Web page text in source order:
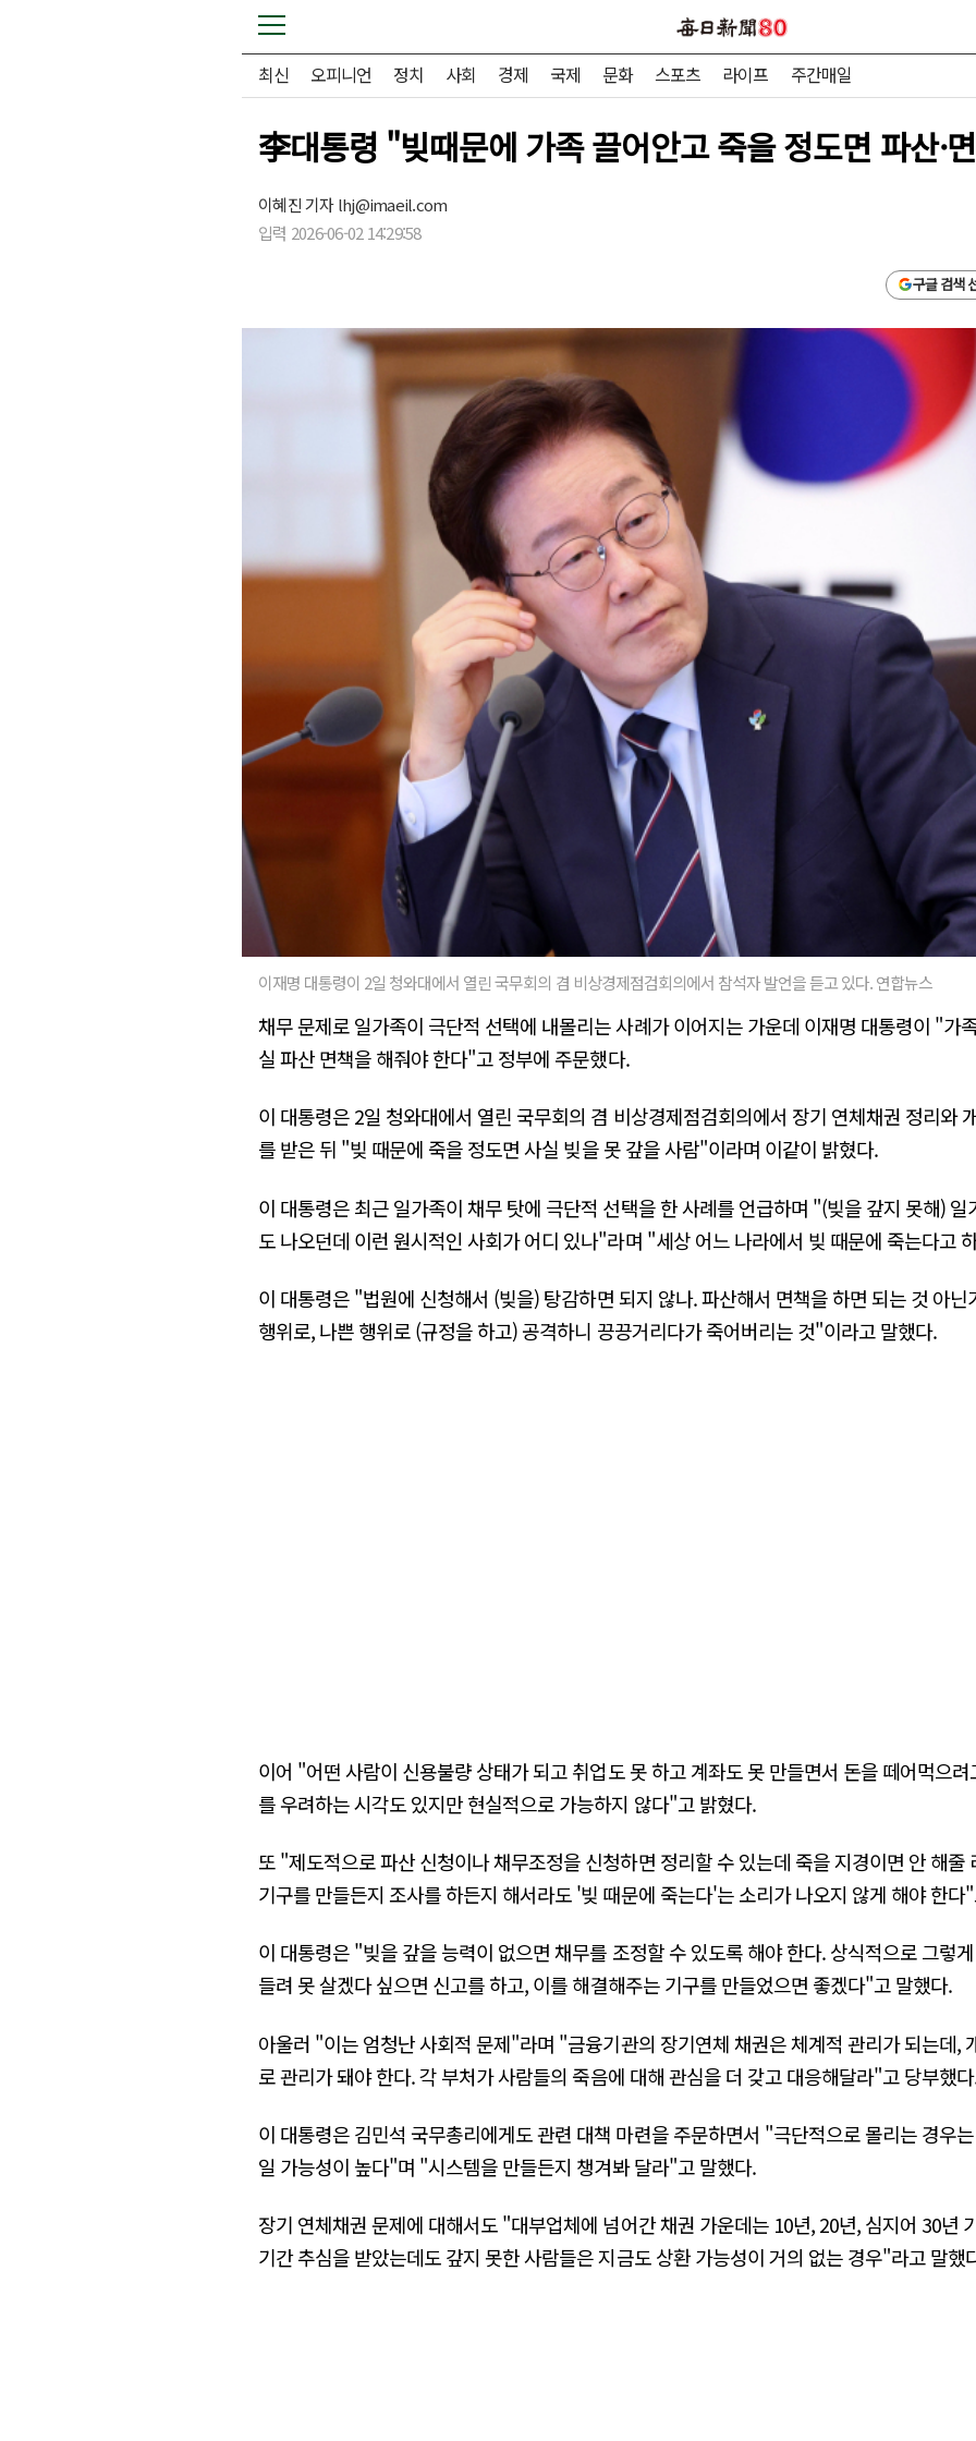
최신 오피니언 정치 사회 경제 국제 문화 스포츠 라이프 주간매일
李대통령 "빚때문에 가족 끌어안고 죽을 정도면 파산·
이혜진 기자lhj@imaeil.com
입력 2026-06-02 14:29:58
구글 검색
이재명 대통령이 2일 청와대에서 열린 국무회의 겸 비상경제점검회의에서 참석자 발언을 듣고 있다. 연합뉴스
채무 문제로 일가족이 극단적 선택에 내몰리는 사례가 이어지는 가운데 이재명 대통령이 "가
실 파산 면책을 해줘야 한다"고 정부에 주문했다.
이 대통령은 2일 청와대에서 열린 국무회의 겸 비상경제점검회의에서 장기 연체채권 정리와
를 받은 뒤 "빚 때문에 죽을 정도면 사실 빚을 못 갚을 사람"이라며 이같이 밝혔다.
이 대통령은 최근 일가족이 채무 탓에 극단적 선택을 한 사례를 언급하며 "(빚을 갚지 못해)
도 나오던데 이런 원시적인 사회가 어디 있나"라며 "세상 어느 나라에서 빚 때문에 죽는다고
이 대통령은 "법원에 신청해서 (빚을) 탕감하면 되지 않나. 파산해서 면책을 하면 되는 것 아
행위로, 나쁜 행위로 (규정을 하고) 공격하니 끙끙거리다가 죽어버리는 것"이라고 말했다.
이어 "어떤 사람이 신용불량 상태가 되고 취업도 못 하고 계좌도 못 만들면서 돈을 떼어먹으
를 우려하는 시각도 있지만 현실적으로 가능하지 않다"고 밝혔다.
또 "제도적으로 파산 신청이나 채무조정을 신청하면 정리할 수 있는데 죽을 지경이면 안 해
기구를 만들든지 조사를 하든지 해서라도 '빚 때문에 죽는다'는 소리가 나오지 않게 해야 한다
이 대통령은 "빚을 갚을 능력이 없으면 채무를 조정할 수 있도록 해야 한다. 상식적으로 그렇
들려 못 살겠다 싶으면 신고를 하고, 이를 해결해주는 기구를 만들었으면 좋겠다"고 말했다.
아울러 "이는 엄청난 사회적 문제"라며 "금융기관의 장기연체 채권은 체계적 관리가 되는데,
로 관리가 돼야 한다. 각 부처가 사람들의 죽음에 대해 관심을 더 갖고 대응해달라"고 당부했
이 대통령은 김민석 국무총리에게도 관련 대책 마련을 주문하면서 "극단적으로 몰리는 경우
일 가능성이 높다"며 "시스템을 만들든지 챙겨봐 달라"고 말했다.
장기 연체채권 문제에 대해서도 "대부업체에 넘어간 채권 가운데는 10년, 20년, 심지어 30년
기간 추심을 받았는데도 갚지 못한 사람들은 지금도 상환 가능성이 거의 없는 경우"라고 말했